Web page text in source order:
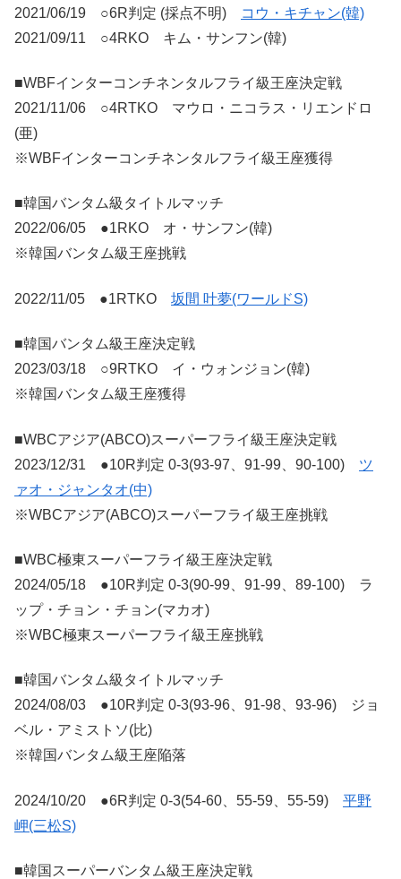
2021/06/19 ○6R判定 (採点不明)
コウ・キチャン(韓)
2021/09/11 ○4RKO キム・サンフン(韓)
■WBFインターコンチネンタルフライ級王座決定戦
2021/11/06 ○4RTKO マウロ・ニコラス・リエンドロ
(亜)
※WBFインターコンチネンタルフライ級王座獲得
■韓国バンタム級タイトルマッチ
2022/06/05 ●1RKO オ・サンフン(韓)
※韓国バンタム級王座挑戦
2022/11/05 ●1RTKO 坂間 叶夢(ワールドS)
■韓国バンタム級王座決定戦
2023/03/18 ○9RTKO イ・ウォンジョン(韓)
※韓国バンタム級王座獲得
■WBCアジア(ABCO)スーパーフライ級王座決定戦
2023/12/31 ●10R判定 0-3(93-97、91-99、90-100) ツ
ァオ・ジャンタオ(中)
※WBCアジア(ABCO)スーパーフライ級王座挑戦
■WBC極東スーパーフライ級王座決定戦
2024/05/18 ●10R判定 0-3(90-99、91-99、89-100) ラ
ップ・チョン・チョン(マカオ)
※WBC極東スーパーフライ級王座挑戦
■韓国バンタム級タイトルマッチ
2024/08/03 ●10R判定 0-3(93-96、91-98、93-96) ジョ
ベル・アミストソ(比)
※韓国バンタム級王座陥落
2024/10/20 ●6R判定 0-3(54-60、55-59、55-59) 平野
岬(三松S)
■韓国スーパーバンタム級王座決定戦